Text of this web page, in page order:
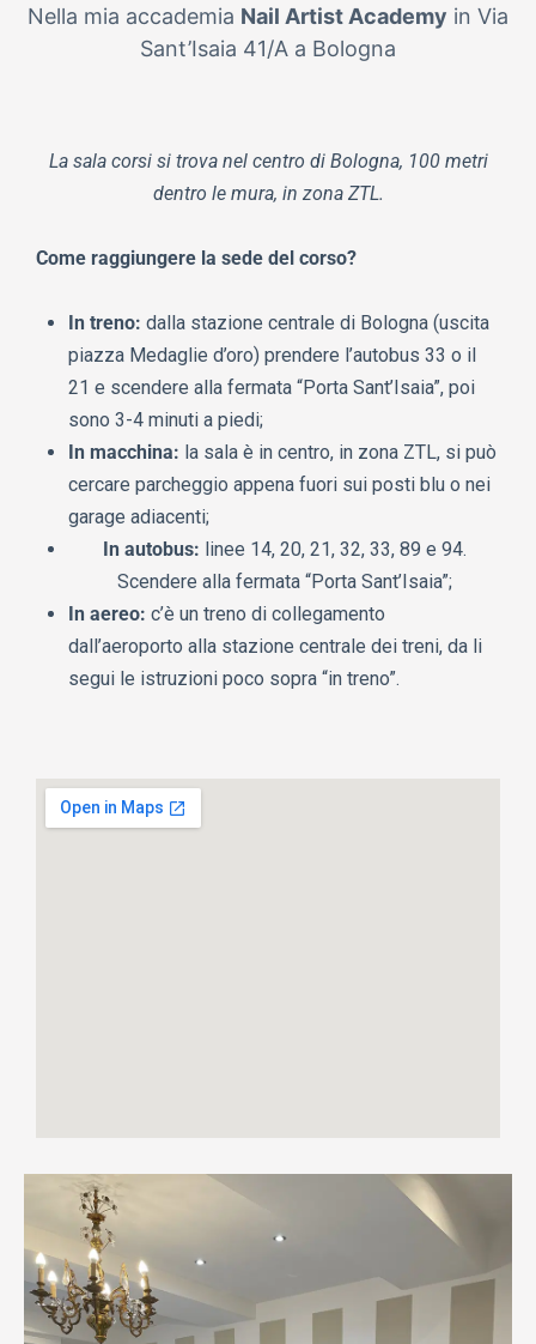
Nella mia accademia Nail Artist Academy in Via
Sant’Isaia 41/A a Bologna
La sala corsi si trova nel centro di Bologna, 100 metri
dentro le mura, in zona ZTL.
Come raggiungere la sede del corso?
In treno: dalla stazione centrale di Bologna (uscita
piazza Medaglie d’oro) prendere l’autobus 33 o il
21 e scendere alla fermata “Porta Sant’Isaia”, poi
sono 3-4 minuti a piedi;
In macchina: la sala è in centro, in zona ZTL, si può
cercare parcheggio appena fuori sui posti blu o nei
garage adiacenti;
In autobus: linee 14, 20, 21, 32, 33, 89 e 94.
Scendere alla fermata “Porta Sant’Isaia”;
In aereo: c’è un treno di collegamento
dall’aeroporto alla stazione centrale dei treni, da li
segui le istruzioni poco sopra “in treno”.